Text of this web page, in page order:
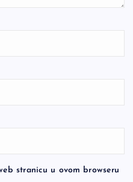
stranicu u ovom browseru